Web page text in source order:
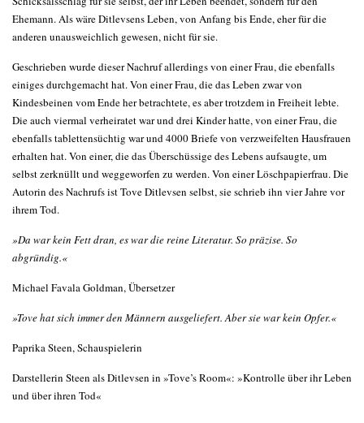
Ehemann. Als wäre Ditlevsens Leben, von Anfang bis Ende, eher für die
anderen unausweichlich gewesen, nicht für sie.
Geschrieben wurde dieser Nachruf allerdings von einer Frau, die ebenfalls
einiges durchgemacht hat. Von einer Frau, die das Leben zwar von
Kindesbeinen vom Ende her betrachtete, es aber trotzdem in Freiheit lebte.
Die auch viermal verheiratet war und drei Kinder hatte, von einer Frau, die
ebenfalls tablettensüchtig war und 4000 Briefe von verzweifelten Hausfrauen
erhalten hat. Von einer, die das Überschüssige des Lebens aufsaugte, um
selbst zerknüllt und weggeworfen zu werden. Von einer Löschpapierfrau. Die
Autorin des Nachrufs ist Tove Ditlevsen selbst, sie schrieb ihn vier Jahre vor
ihrem Tod.
»Da war kein Fett dran, es war die reine Literatur. So präzise. So
abgründig.«
Michael Favala Goldman, Übersetzer
»Tove hat sich immer den Männern ausgeliefert. Aber sie war kein Opfer.«
Paprika Steen, Schauspielerin
Darstellerin Steen als Ditlevsen in »Tove’s Room«: »Kontrolle über ihr Leben
und über ihren Tod«